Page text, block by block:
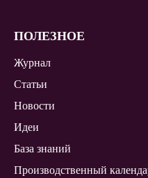
ПОЛЕЗНОЕ
Журнал
Статьи
Новости
Идеи
База знаний
Производственный